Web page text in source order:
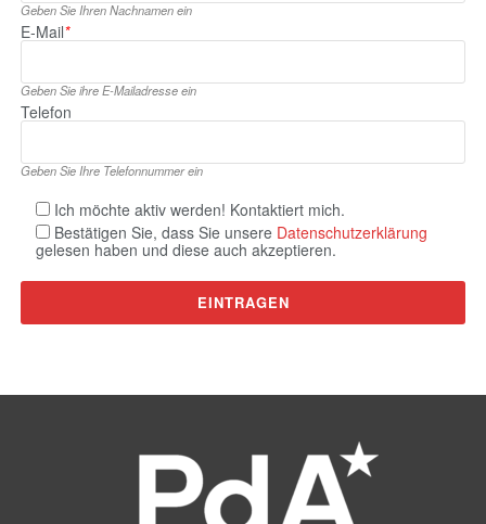
Geben Sie Ihren Nachnamen ein
E‑Mail*
Geben Sie ihre E‑Mailadresse ein
Telefon
Geben Sie Ihre Telefonnummer ein
Ich möchte aktiv werden! Kontaktiert mich.
Bestätigen Sie, dass Sie unsere Datenschutzerklärung
gelesen haben und diese auch akzeptieren.